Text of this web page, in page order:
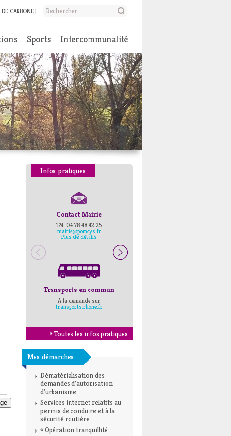
CARBONE
Sports Intercommunalité
Infos pratiques
Contact Mairie
Tél: 04 78 48 42 25
mairie@pomeys.fr
Plus de détails
Transports en commun
A la demande sur
transports.rhone.fr
Toutes les infos pratiques
Mes démarches
Dématérialisation des
demandes d’autorisation
d’urbanisme
Services internet relatifs au
permis de conduire et à la
sécurité routière
« Opération tranquillité